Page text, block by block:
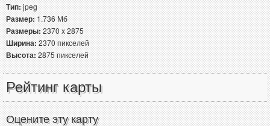
Тип:jpeg
Размер:1.736 Мб
Размеры:2370 x 2875
Ширина:2370 пикселей
Высота:2875 пикселей
Рейтинг карты
Оцените эту карту